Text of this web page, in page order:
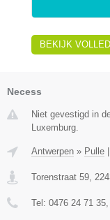
BEKIJK
Necess
Niet gevestigd in
Luxemburg.
Antwerpen » Pulle |
Torenstraat 59
Tel: 0476 24 71 35